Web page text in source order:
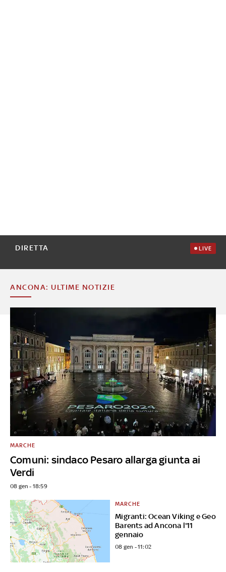
DIRETTA LIVE
ANCONA: ULTIME NOTIZIE
Comuni: sindaco Pesaro allarga giunta ai
Verdi
MARCHE
08 gen - 18:59
Migranti: Ocean Viking e Geo
Barents ad Ancona l'11
gennaio
MARCHE
08 gen - 11:02